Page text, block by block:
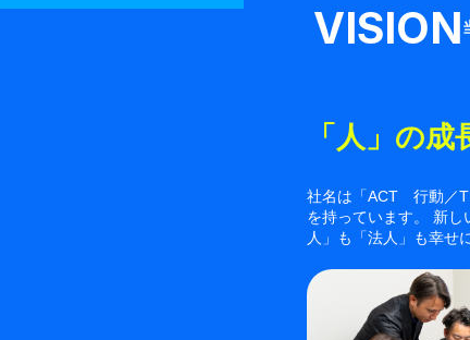
VISION
「人」の
社名は「ACT 行動／
を持っています。 新
人」も「法人」も幸せ